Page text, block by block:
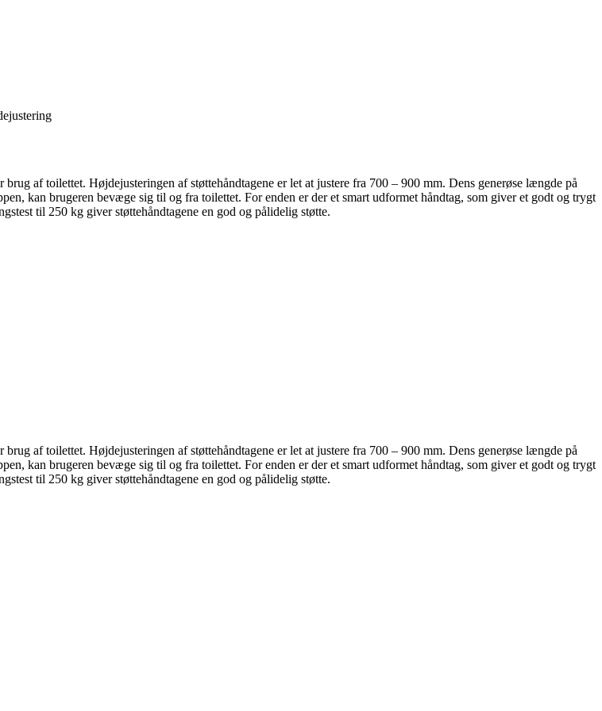
af toilettet. Højdejusteringen af støttehåndtagene er let at justere fra 700 – 900 mm. Dens generøse længde på
kan brugeren bevæge sig til og fra toilettet. For enden er der et smart udformet håndtag, som giver et godt og trygt
til 250 kg giver støttehåndtagene en god og pålidelig støtte.
af toilettet. Højdejusteringen af støttehåndtagene er let at justere fra 700 – 900 mm. Dens generøse længde på
kan brugeren bevæge sig til og fra toilettet. For enden er der et smart udformet håndtag, som giver et godt og trygt
til 250 kg giver støttehåndtagene en god og pålidelig støtte.